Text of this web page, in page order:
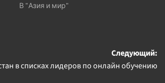
В "Азия и мир"
Следующий:
в списках лидеров по онлайн обучению